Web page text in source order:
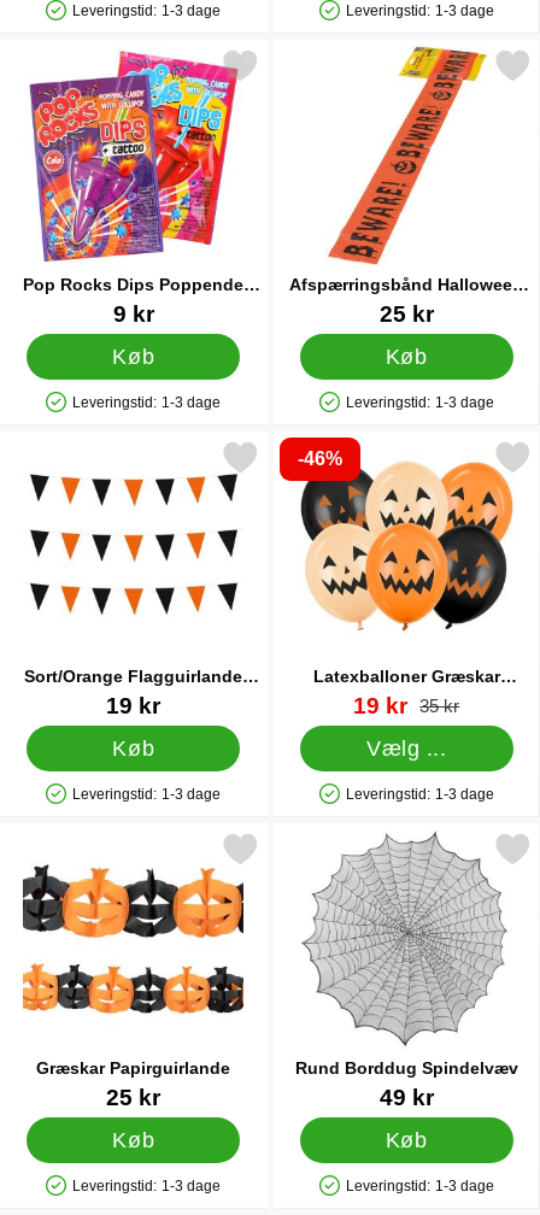
Produkttilgængelighed: På lager
Leveringstid: 1-3 dage
Produkttilgængelighed: På lager
Leveringstid: 1-3 dage
Pop Rocks Dips Poppende
Slik Cola/Jordbær
Varenr 269959 kr
Køb
Produkttilgængelighed: På lager
Leveringstid: 1-3 dage
pop Rocks Dips Poppende Slik Cola/Jordbær som favorit
Afspærringsbånd Halloween
Beware
Varenr 1170025 kr
Køb
Produkttilgængelighed: På lager
Leveringstid: 1-3 dage
Markér afspærringsbånd
Sort/Orange Flagguirlande
Lille
Varenr 4371919 kr
Køb
Produkttilgængelighed: På lager
Leveringstid: 1-3 dage
Markér sort/Orange Flagguirlande Lille som favorit
-46%
Latexballoner Græskar
Blandede Farver
Varenr 88510
pris
19 kr pris
35 kr
Vælg ...
Produkttilgængelighed: På lager
Leveringstid: 1-3 dage
Markér latexballoner Græskar
Græskar Papirguirlande
Varenr 4371125 kr
Køb
Produkttilgængelighed: På lager
Leveringstid: 1-3 dage
Markér græskar Papirguirlande som favorit
Rund Borddug Spindelvæv
Varenr 8682049 kr
Køb
Produkttilgængelighed: På lager
Leveringstid: 1-3 dage
Markér rund Borddug